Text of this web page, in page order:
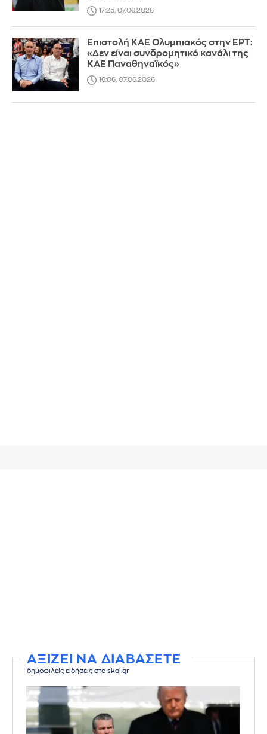
17:25, 07.06.2026
Επιστολή ΚΑΕ Ολυμπιακός στην ΕΡΤ:
«Δεν είναι συνδρομητικό κανάλι της
ΚΑΕ Παναθηναϊκός»
16:06, 07.06.2026
ΑΞΙΖΕΙ ΝΑ ΔΙΑΒΑΣΕΤΕ
δημοφιλείς ειδήσεις στο skai.gr